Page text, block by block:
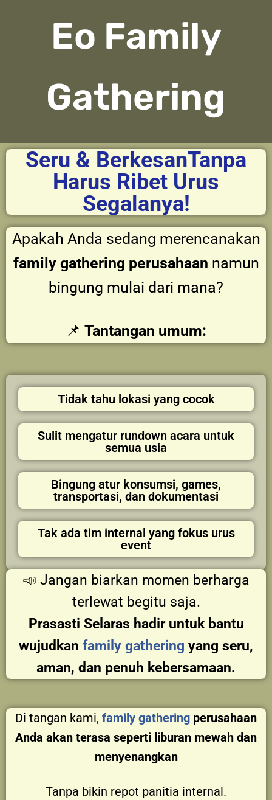
Eo Family
Gathering
Seru & BerkesanTanpa
Harus Ribet Urus
Segalanya!
Apakah Anda sedang merencanakan
family gathering perusahaan namun
bingung mulai dari mana?
📌 Tantangan umum:
Tidak tahu lokasi yang cocok
Sulit mengatur rundown acara untuk
semua usia
Bingung atur konsumsi, games,
transportasi, dan dokumentasi
Tak ada tim internal yang fokus urus
event
📣 Jangan biarkan momen berharga
terlewat begitu saja.
Prasasti Selaras hadir untuk bantu
wujudkan family gathering yang seru,
aman, dan penuh kebersamaan.
Di tangan kami, family gathering perusahaan
Anda akan terasa seperti liburan mewah dan
menyenangkan
Tanpa bikin repot panitia internal.